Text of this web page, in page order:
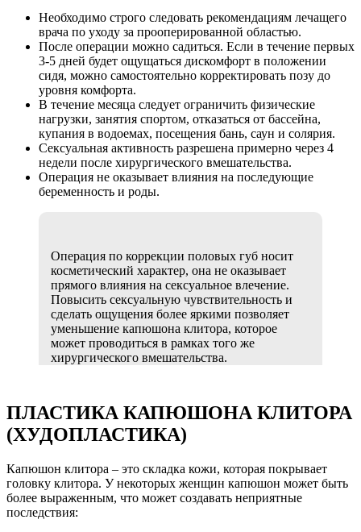
Необходимо строго следовать рекомендациям лечащего
врача по уходу за прооперированной областью.
После операции можно садиться. Если в течение первых
3-5 дней будет ощущаться дискомфорт в положении
сидя, можно самостоятельно корректировать позу до
уровня комфорта.
В течение месяца следует ограничить физические
нагрузки, занятия спортом, отказаться от бассейна,
купания в водоемах, посещения бань, саун и солярия.
Сексуальная активность разрешена примерно через 4
недели после хирургического вмешательства.
Операция не оказывает влияния на последующие
беременность и роды.
Операция по коррекции половых губ носит
косметический характер, она не оказывает
прямого влияния на сексуальное влечение.
Повысить сексуальную чувствительность и
сделать ощущения более яркими позволяет
уменьшение капюшона клитора, которое
может проводиться в рамках того же
хирургического вмешательства.
ПЛАСТИКА КАПЮШОНА КЛИТОРА
(ХУДОПЛАСТИКА)
Капюшон клитора – это складка кожи, которая покрывает
головку клитора. У некоторых женщин капюшон может быть
более выраженным, что может создавать неприятные
последствия: